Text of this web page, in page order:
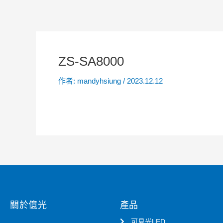
ZS-SA8000
作者: mandyhsiung / 2023.12.12
關於億光 產品